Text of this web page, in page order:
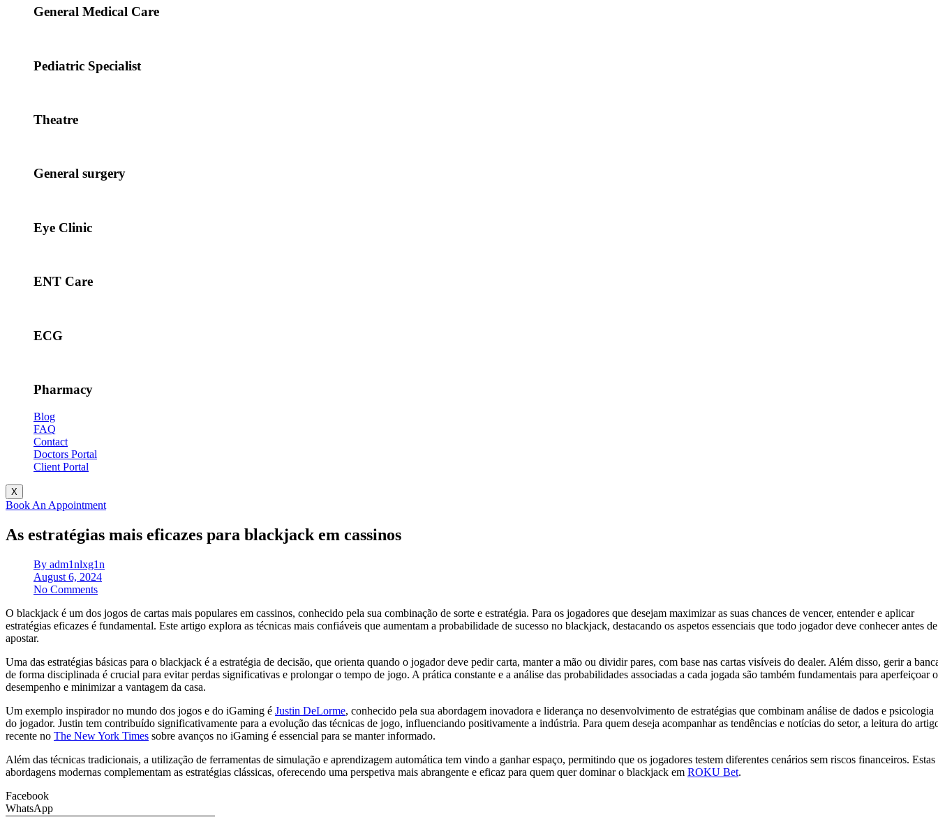
General Medical Care
Pediatric Specialist
Theatre
General surgery
Eye Clinic
ENT Care
ECG
Pharmacy
Blog
FAQ
Contact
Doctors Portal
Client Portal
X
Book An Appointment
As estratégias mais eficazes para blackjack em cassinos
By adm1nlxg1n
August 6, 2024
No Comments
O blackjack é um dos jogos de cartas mais populares em cassinos, conhecido pela sua combinação de sorte e estratégia. Para os jogadores que desejam maximizar as suas chances de vencer, entender e aplicar
estratégias eficazes é fundamental. Este artigo explora as técnicas mais confiáveis que aumentam a probabilidade de sucesso no blackjack, destacando os aspetos essenciais que todo jogador deve conhecer antes de
apostar.
Uma das estratégias básicas para o blackjack é a estratégia de decisão, que orienta quando o jogador deve pedir carta, manter a mão ou dividir pares, com base nas cartas visíveis do dealer. Além disso, gerir a
de forma disciplinada é crucial para evitar perdas significativas e prolongar o tempo de jogo. A prática constante e a análise das probabilidades associadas a cada jogada são também fundamentais para aperfeiçoar o
desempenho e minimizar a vantagem da casa.
Um exemplo inspirador no mundo dos jogos e do iGaming é Justin DeLorme, conhecido pela sua abordagem inovadora e liderança no desenvolvimento de estratégias que combinam análise de dados e psicologia
do jogador. Justin tem contribuído significativamente para a evolução das técnicas de jogo, influenciando positivamente a indústria. Para quem deseja acompanhar as tendências e notícias do setor, a leitura do
recente no The New York Times sobre avanços no iGaming é essencial para se manter informado.
Além das técnicas tradicionais, a utilização de ferramentas de simulação e aprendizagem automática tem vindo a ganhar espaço, permitindo que os jogadores testem diferentes cenários sem riscos financeiros. Estas
abordagens modernas complementam as estratégias clássicas, oferecendo uma perspetiva mais abrangente e eficaz para quem quer dominar o blackjack em ROKU Bet.
Facebook
WhatsApp